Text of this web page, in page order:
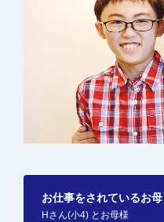
お仕事をされているお
Hさん(小4) とお母様